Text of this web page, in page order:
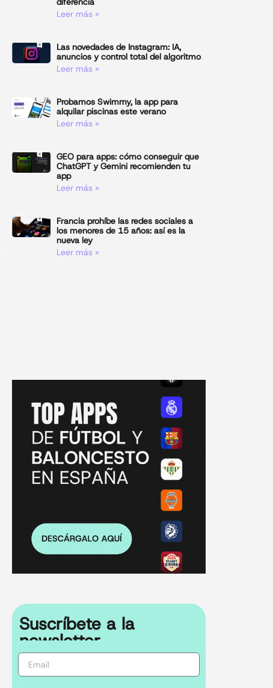
Leer más »
Las novedades de Instagram: IA,
anuncios y control total del algoritmo
Leer más »
Probamos Swimmy, la app para
alquilar piscinas este verano
Leer más »
GEO para apps: cómo conseguir que
ChatGPT y Gemini recomienden tu
app
Leer más »
Francia prohíbe las redes sociales a
los menores de 15 años: así es la
nueva ley
Leer más »
Suscríbete a la
newsletter